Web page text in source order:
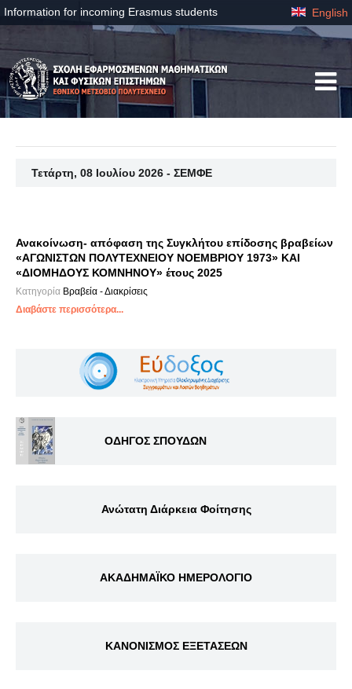
Information for incoming Erasmus students English
Τετάρτη, 08 Ιουλίου 2026 - ΣΕΜΦΕ
Ανακοίνωση- απόφαση της Συγκλήτου επίδοσης βραβείων
«ΑΓΩΝΙΣΤΩΝ ΠΟΛΥΤΕΧΝΕΙΟΥ ΝΟΕΜΒΡΙΟΥ 1973» ΚΑΙ
«ΔΙΟΜΗΔΟΥΣ ΚΟΜΝΗΝΟΥ» έτους 2025
Κατηγορία Βραβεία - Διακρίσεις
Διαβάστε περισσότερα...
ΟΔΗΓΟΣ ΣΠΟΥΔΩΝ
Ανώτατη Διάρκεια Φοίτησης
ΑΚΑΔΗΜΑΪΚΟ ΗΜΕΡΟΛΟΓΙΟ
ΚΑΝΟΝΙΣΜΟΣ ΕΞΕΤΑΣΕΩΝ